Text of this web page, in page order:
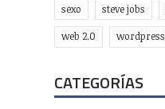
sexo steve jobs
web 2.0 wordpress
CATEGORÍAS